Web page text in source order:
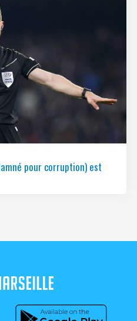
pour corruption) est